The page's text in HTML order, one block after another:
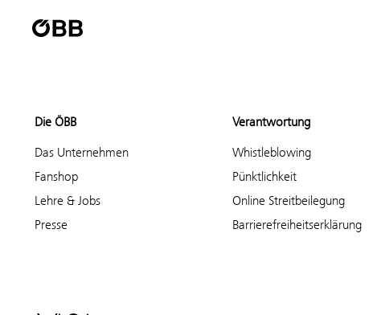
Die ÖBB
Das Unternehmen
Fanshop
Lehre & Jobs
Presse
Verantwortung
Whistleblowing
Pünktlichkeit
Online Streitbeilegung
Barrierefreiheitserklärung